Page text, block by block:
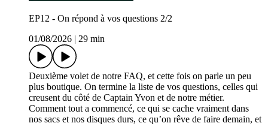
EP12 - On répond à vos questions 2/2
01/08/2026
29 min
Deuxième volet de notre FAQ, et cette fois on parle un peu
plus boutique. On termine la liste de vos questions, celles qui
creusent du côté de Captain Yvon et de notre métier.
Comment tout a commencé, ce qui se cache vraiment dans
nos sacs et nos disques durs, ce qu’on rêve de faire demain, et